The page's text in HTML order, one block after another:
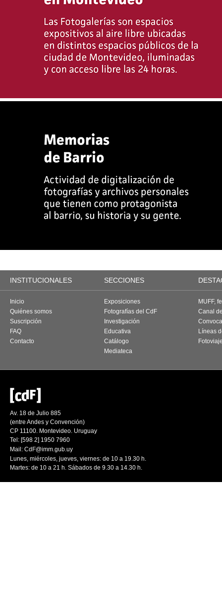
INSTITUCIONALES SECCIONES
Inicio
Quiénes somos
Suscripción
FAQ
Contacto
Exposiciones
Fotografías del CdF
Investigación
Educativa
Catálogo
Mediateca
MUFF,
Canal
Líneas
Av. 18 de Julio 885
(entre Andes y Convención)
CP 11100. Montevideo. Uruguay
Tel: [598 2] 1950 7960
Mail: CdF@imm.gub.uy
Lunes, miércoles, jueves, viernes: de 10 a 19.30 h.
Martes: de 10 a 21 h. Sábados de 9.30 a 14.30 h.